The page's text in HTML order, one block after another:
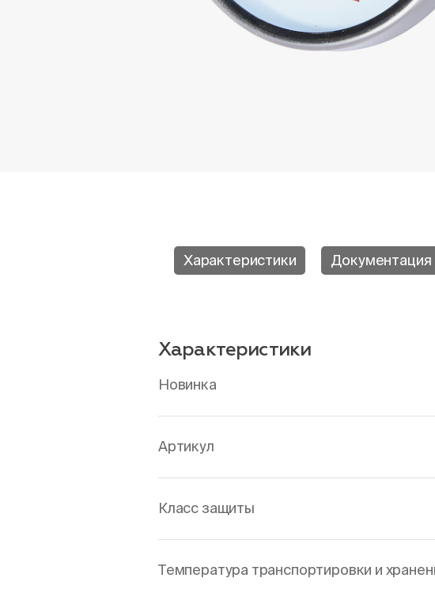
Характеристики Документация
Характеристики
Новинка
Артикул
Класс защиты
Температура транспортировки и